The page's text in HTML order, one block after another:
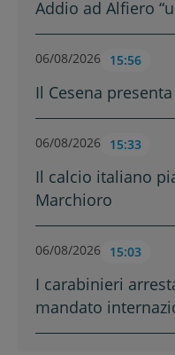
Addio ad Alfiero
06/08/2026 15:56
Il Cesena
06/08/2026 15:33
Il calcio italiano
Marchioro
06/08/2026 15:03
I carabinieri
mandato